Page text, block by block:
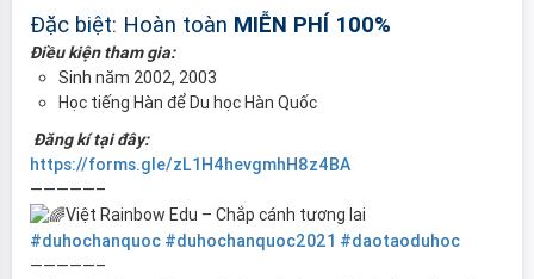
Đặc biệt: Hoàn toàn MIỄN PHÍ 100%
Điều kiện tham gia:
Sinh năm 2002, 2003
Học tiếng Hàn để Du học Hàn Quốc
Đăng kí tại đây:
https://forms.gle/zL1H4hevgmhH8z4BA
—————–
Việt Rainbow Edu – Chắp cánh tương lai
#duhochanquoc #duhochanquoc2021 #daotaoduhoc
—————–